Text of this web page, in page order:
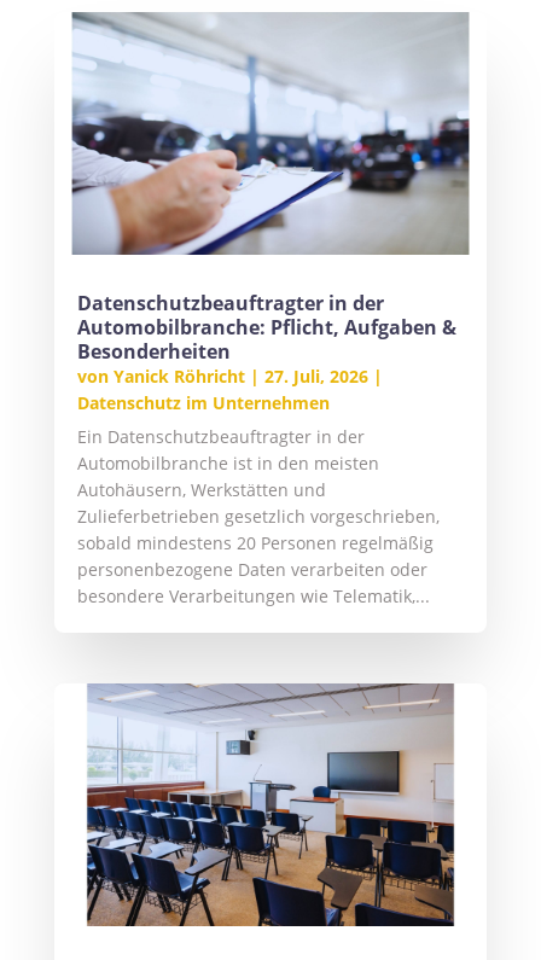
Datenschutzbeauftragter in der
Automobilbranche: Pflicht, Aufgaben &
Besonderheiten
von Yanick Röhricht| 27. Juli, 2026|
Datenschutz im Unternehmen
Ein Datenschutzbeauftragter in der
Automobilbranche ist in den meisten
Autohäusern, Werkstätten und
Zulieferbetrieben gesetzlich vorgeschrieben,
sobald mindestens 20 Personen regelmäßig
personenbezogene Daten verarbeiten oder
besondere Verarbeitungen wie Telematik,...